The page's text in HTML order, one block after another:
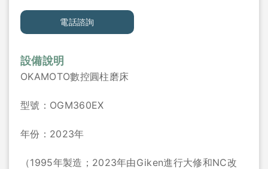
電話諮詢
設備說明
OKAMOTO數控圓柱磨床
型號：OGM360EX
年份：2023年
（1995年製造；2023年由Giken進行大修和NC改